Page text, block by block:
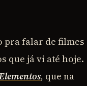
pra falar de filmes
que já vi até hoje.
, que na